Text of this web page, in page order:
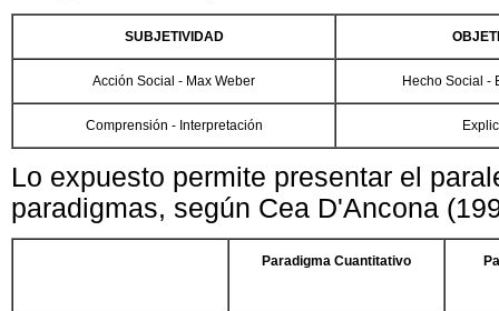
SUBJETIVIDAD
Acción Social - Max Weber Hecho Social -
Comprensión - Interpretación
Lo expuesto permite presentar el
paradigmas, según Cea D'Ancona
Paradigma Cuantitativo